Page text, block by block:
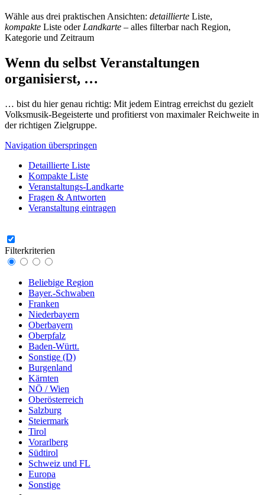
Wähle aus drei praktischen Ansichten: detaillierte Liste,
kompakte Liste oder Landkarte – alles filterbar nach Region,
Kategorie und Zeitraum
Wenn du selbst Veranstaltungen
organisierst, …
… bist du hier genau richtig: Mit jedem Eintrag erreichst du gezielt
Volksmusik-Begeisterte und profitierst von maximaler Reichweite in
der richtigen Zielgruppe.
Navigation überspringen
Detaillierte Liste
Kompakte Liste
Veranstaltungs-Landkarte
Fragen & Antworten
Veranstaltung eintragen
Filterkriterien
Beliebige Region
Bayer.-Schwaben
Franken
Niederbayern
Oberbayern
Oberpfalz
Baden-Württ.
Sonstige (D)
Burgenland
Kärnten
NÖ / Wien
Oberösterreich
Salzburg
Steiermark
Tirol
Vorarlberg
Südtirol
Schweiz und FL
Europa
Sonstige